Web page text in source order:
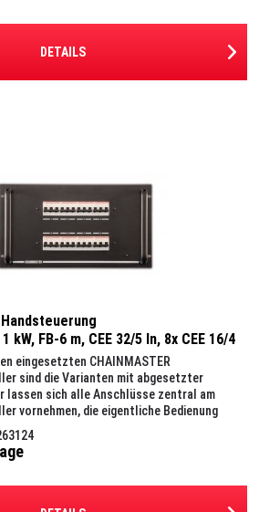
DETAILS
Handsteuerung
kW, FB-6 m, CEE 32/5 In, 8x CEE 16/4
eingesetzten CHAINMASTER
sind die Varianten mit abgesetzter
lassen sich alle Anschlüsse zentral am
vornehmen, die eigentliche Bedienung